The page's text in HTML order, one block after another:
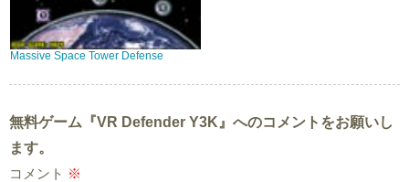
Massive Space Tower Defense
無料ゲーム『VR Defender Y3K』へのコメントをお願いし
ます。
コメント ※